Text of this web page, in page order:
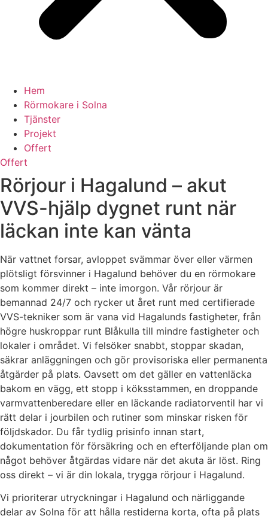
Hem
Rörmokare i Solna
Tjänster
Projekt
Offert
Offert
Rörjour i Hagalund – akut
VVS-hjälp dygnet runt när
läckan inte kan vänta
När vattnet forsar, avloppet svämmar över eller värmen
plötsligt försvinner i Hagalund behöver du en rörmokare
som kommer direkt – inte imorgon. Vår rörjour är
bemannad 24/7 och rycker ut året runt med certifierade
VVS-tekniker som är vana vid Hagalunds fastigheter, från
högre huskroppar runt Blåkulla till mindre fastigheter och
lokaler i området. Vi felsöker snabbt, stoppar skadan,
säkrar anläggningen och gör provisoriska eller permanenta
åtgärder på plats. Oavsett om det gäller en vattenläcka
bakom en vägg, ett stopp i köksstammen, en droppande
varmvattenberedare eller en läckande radiatorventil har vi
rätt delar i jourbilen och rutiner som minskar risken för
följdskador. Du får tydlig prisinfo innan start,
dokumentation för försäkring och en efterföljande plan om
något behöver åtgärdas vidare när det akuta är löst. Ring
oss direkt – vi är din lokala, trygga rörjour i Hagalund.
Vi prioriterar utryckningar i Hagalund och närliggande
delar av Solna för att hålla restiderna korta, ofta på plats